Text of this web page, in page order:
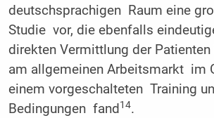
deutschsprachigen Raum eine
Studie vor, die ebenfalls
direkten Vermittlung der
am allgemeinen Arbeitsmarkt im
einem vorgeschalteten Training
Bedingungen fand14.